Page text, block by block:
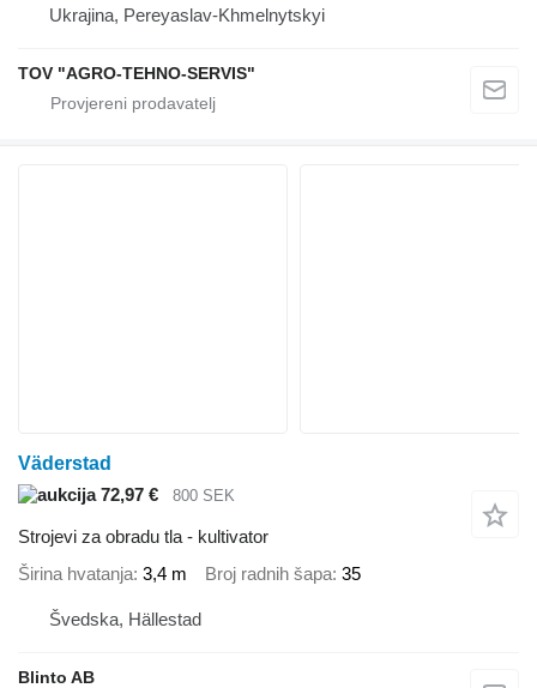
Ukrajina, Pereyaslav-Khmelnytskyi
TOV "AGRO-TEHNO-SERVIS"
Väderstad
72,97 €
800 SEK
Strojevi za obradu tla - kultivator
Širina hvatanja 3,4 m Broj radnih šapa 35
Švedska, Hällestad
Blinto AB